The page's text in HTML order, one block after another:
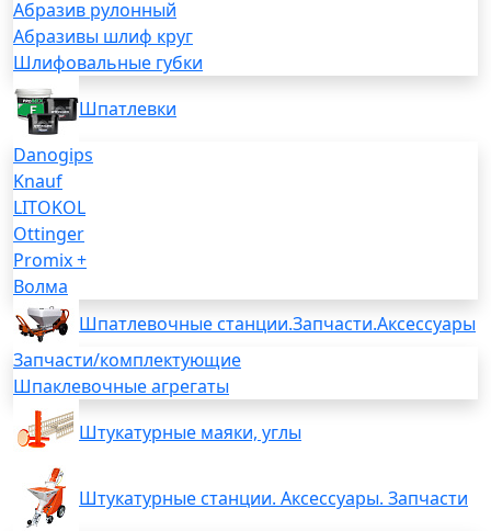
Абразив рулонный
Абразивы шлиф круг
Шлифовальные губки
Шпатлевки
Danogips
Knauf
LITOKOL
Ottinger
Promix +
Волма
Шпатлевочные станции.Запчасти.Аксессуары
Запчасти/комплектующие
Шпаклевочные агрегаты
Штукатурные маяки, углы
Штукатурные станции. Аксессуары. Запчасти